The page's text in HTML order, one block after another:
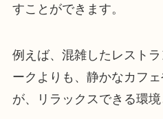
すことができます。
例えば、混雑したレスト
ークよりも、静かなカフ
が、リラックスできる環境